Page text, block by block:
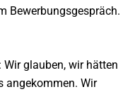
Bewerbungsgespräch.
glauben, wir hätten
angekommen. Wir